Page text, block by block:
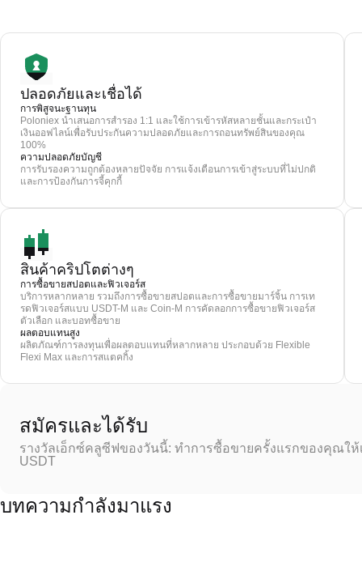
ปลอดภัยและเชื่อได้
การพิสูจนะฐานทุน
Poloniex นำเสนอการสำรอง 1:1 และใช้การเข้ารหัสหลายชั้นและกระเป๋า
เงินออฟไลน์เพื่อรับประกันความปลอดภัยและการถอนทรัพย์สินของคุณ
100%
ความปลอดภัยบัญชี
การรับรองความถูกต้องหลายปัจจัย การแจ้งเตือนการเข้าสู่ระบบที่ไม่ปกติ
และการป้องกันการจี้คุกกี้
สินค้าคริปโตต่างๆ
การซื้อขายสปอตและฟิวเจอร์ส
บริการหลากหลาย รวมถึงการซื้อขายสปอตและการซื้อขายมาร์จิ้น การเท
รดฟิวเจอร์สแบบ USDT-M และ Coin-M การคัดลอกการซื้อขายฟิวเจอร์ส
ตัวเลือก และบอทซื้อขาย
ผลตอบแทนสูง
ผลิตภัณฑ์การลงทุนเพื่อผลตอบแทนที่หลากหลาย ประกอบด้วย Flexible
Flexi Max และการสแตคกิ้ง
สมัครและได้รับ
รางวัลเอ็กซ์คลูซีฟของวันนี้: ทำการซื้อขายครั้งแรกของคุณใ
USDT
บทความกำลังมาแรง